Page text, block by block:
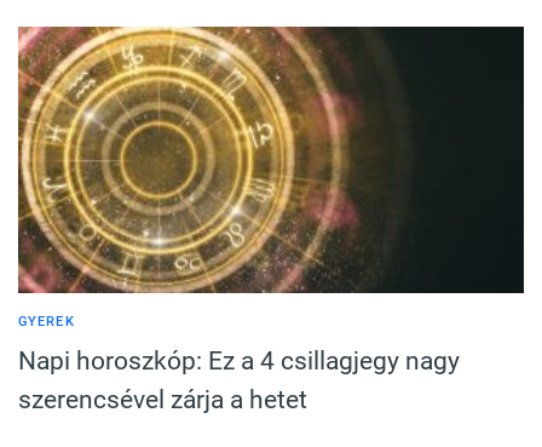
GYEREK
Napi horoszkóp: Ez a 4 csillagjegy nagy
szerencsével zárja a hetet